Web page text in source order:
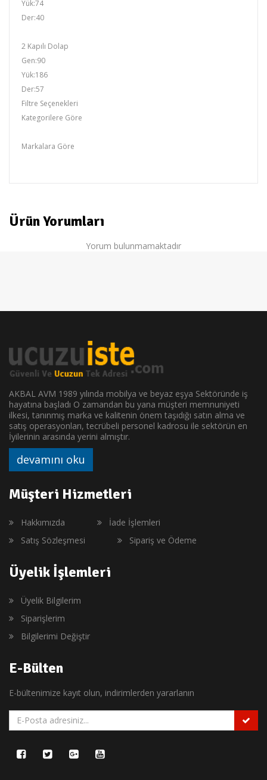
Yük:74
Der:40
2 Kapılı Dolap
Gen:90
Yük:186
Der:57
Filtre Seçenekleri
Kategorilere Göre
Markalara Göre
Ürün Yorumları
Yorum bulunmamaktadır
AKBAL AVM 1989 yılında mobilya ve beyaz eşya Sektöründe iş
hayatına başladı O zamandan bu yana müşteri memnuniyeti
ilkesi, tanınmış marka ve kalitenin önem taşıdığı satın alma ve
satış operasyonları, tecrübeli personel kadrosu ile sektörün en
İyilerinin arasında yerini almıştır.
devamını oku
Müşteri Hizmetleri
Hakkımızda
İade İşlemleri
Satış Sözleşmesi
Sipariş ve Ödeme
Üyelik İşlemleri
Üyelik Bilgilerim
Siparişlerim
Bilgilerimi Değiştir
E-Bülten
E-bültenimize kayıt olun, indirimlerden yararlanın